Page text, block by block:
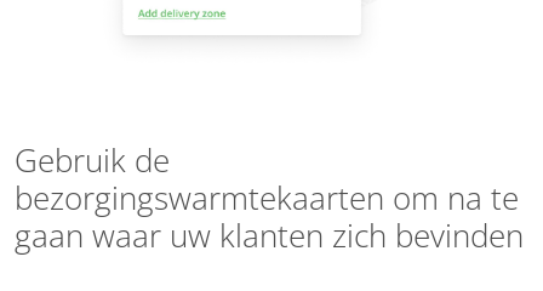
Gebruik de
bezorgingswarmtekaarten om na te
gaan waar uw klanten zich bevinden